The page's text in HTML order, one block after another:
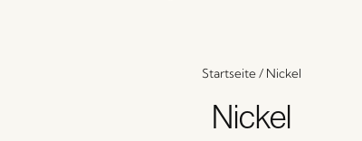
Startseite/ Nickel
Nickel